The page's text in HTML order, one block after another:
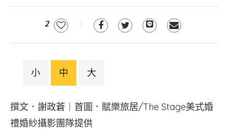
2
小 中 大
撰文．謝政蒼｜首圖．賦樂旅居/The Stage美式婚
禮婚紗攝影團隊提供